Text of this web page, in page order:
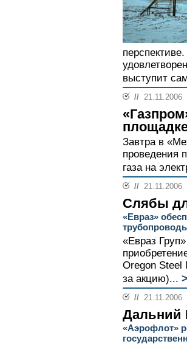
выступит
// 21.11.2006
Завтра в
проведения
газа на
// 21.11.2006
Слябы
«Евраз»
«Евраз
Oregon
за акцию)...
// 21.11.2006
Дальний
«Аэрофлот»